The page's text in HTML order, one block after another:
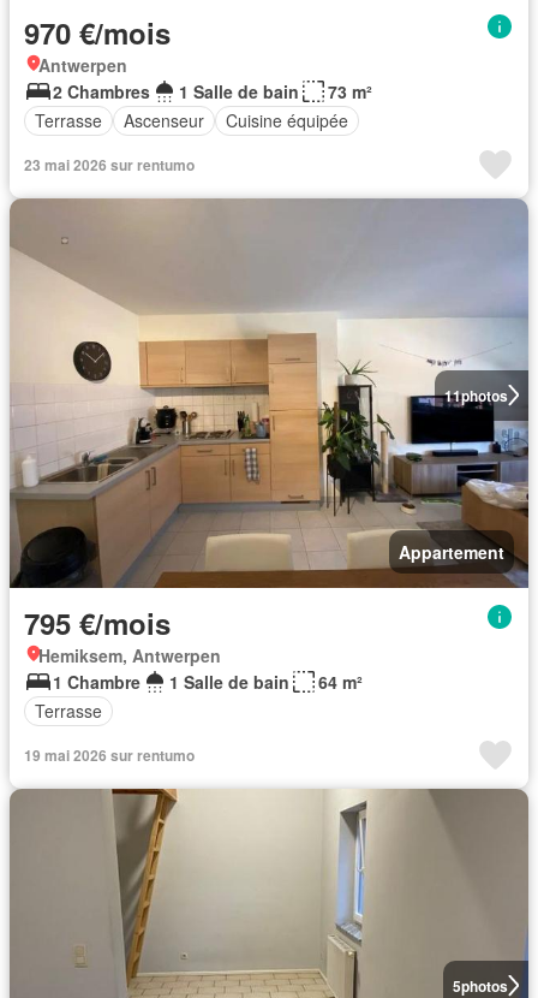
970 €/mois
Antwerpen
2 Chambres
1 Salle de bain
73 m²
Terrasse
Ascenseur Cuisine équipée
23 mai 2026 sur rentumo
11photos
Appartement
795 €/mois
Hemiksem, Antwerpen
1 Chambre
1 Salle de bain
64 m²
Terrasse
19 mai 2026 sur rentumo
5photos